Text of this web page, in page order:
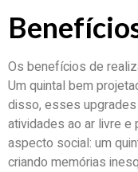
Os benefícios de
Um quintal bem
disso, esses upgrades
atividades ao ar livre
aspecto social: um
criando memórias